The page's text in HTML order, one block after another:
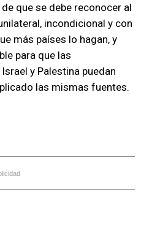
que se debe reconocer al
incondicional y con
más países lo hagan, y
para que las
y Palestina puedan
las mismas fuentes.